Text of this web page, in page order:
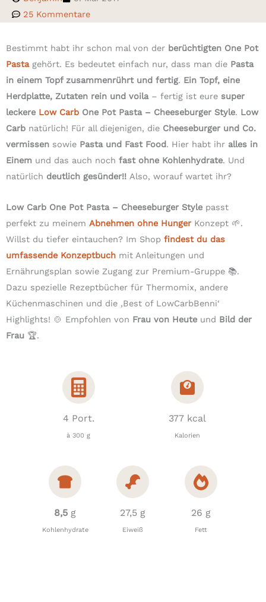
25 Kommentare
Bestimmt habt ihr schon mal von der berüchtigten One Pot
Pastagehört. Es bedeutet einfach nur, dass man die Pasta
in einem Topf zusammenrührt und fertig. Ein Topf, eine
Herdplatte, Zutaten rein und voila– fertig ist eure super
leckere Low Carb One Pot Pasta – Cheeseburger Style. Low
Carb natürlich! Für all diejenigen, die Cheeseburger und Co.
vermissen sowie Pasta und Fast Food. Hier habt ihr alles in
Einem und das auch noch fast ohne Kohlenhydrate. Und
natürlich deutlich gesünder!! Also, worauf wartet ihr?
Low Carb One Pot Pasta – Cheeseburger Style passt
perfekt zu meinem Abnehmen ohne HungerKonzept 🌱.
Willst du tiefer eintauchen? Im Shop findest du das
umfassende Konzeptbuch mit Anleitungen und
Ernährungsplan sowie Zugang zur Premium-Gruppe 📚.
Dazu spezielle Rezeptbücher für Thermomix, andere
Küchenmaschinen und die ‚Best of LowCarbBenni‘
Highlights! 🍲 Empfohlen von Frau von Heute und Bild der
Frau 🏆.
4 Port.
à 300 g
377 kcal
Kalorien
8,5 g
Kohlenhydrate
27,5 g
Eiweiß
26 g
Fett